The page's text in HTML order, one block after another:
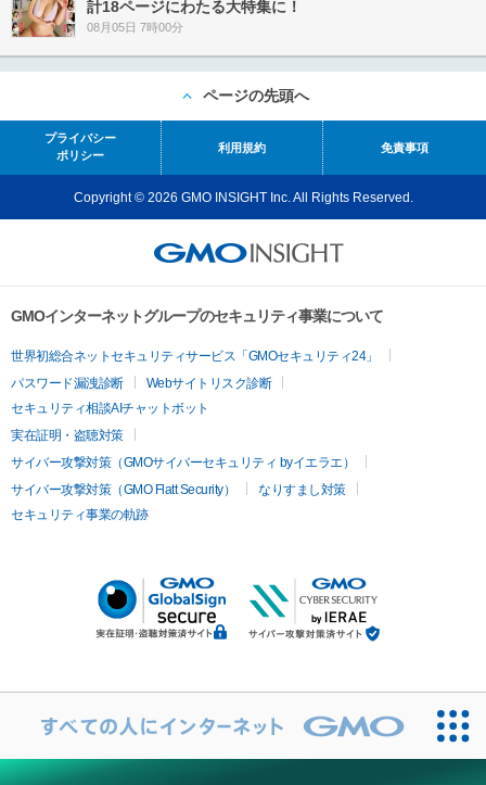
計18ページにわたる大特集に！
08月05日 7時00分
ページの先頭へ
プライバシー
ポリシー
利用規約 免責事項
Copyright © 2026 GMO INSIGHT Inc. All Rights Reserved.
GMOインターネットグループのセキュリティ事業について
世界初総合ネットセキュリティサービス「GMOセキュリティ24」
パスワード漏洩診断
Webサイトリスク診断
セキュリティ相談AIチャットボット
実在証明・盗聴対策
サイバー攻撃対策（GMOサイバーセキュリティ byイエラエ）
サイバー攻撃対策（GMO Flatt Security）
なりすまし対策
セキュリティ事業の軌跡